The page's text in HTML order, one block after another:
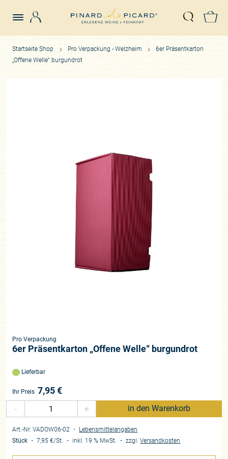
Suche
Startseite Shop Pro Verpackung - Welzheim
6er Präsentkarton
„Offene Welle“ burgundrot
Pro Verpackung
6er Präsentkarton „Offene Welle“ burgundrot
Lieferbar
Ihr Preis 7,95€
-
+ in den Warenkorb
Art.-Nr. VADOW06-02 ・ Lebensmittelangaben
Stück ・7,95 €/St. ・ inkl. 19 % MwSt. ・zzgl.Versandkosten